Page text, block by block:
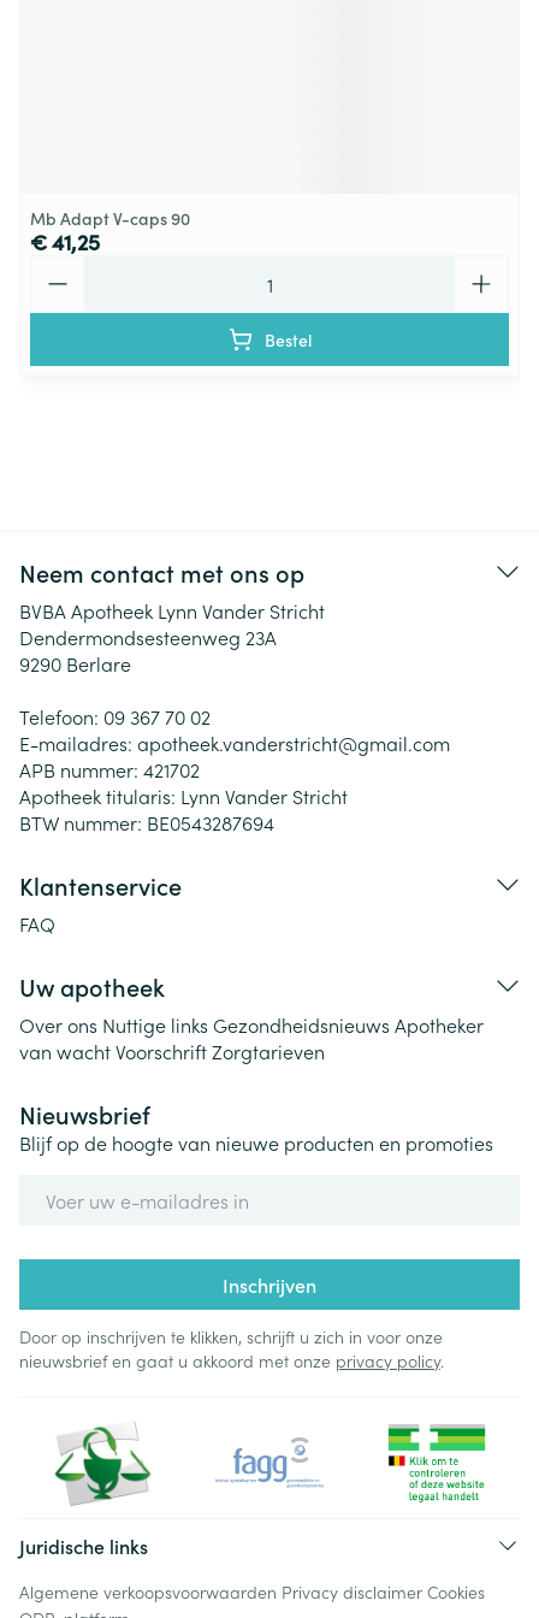
Mb Adapt V-caps 90
€ 41,25
Bestel
Neem contact met ons op
BVBA Apotheek Lynn Vander Stricht
Dendermondsesteenweg 23A
9290 Berlare
Telefoon: 09 367 70 02
E-mailadres: apotheek.vanderstricht@gmail.com
APB nummer: 421702
Apotheek titularis: Lynn Vander Stricht
BTW nummer: BE0543287694
Klantenservice
FAQ
Uw apotheek
Over ons Nuttige links Gezondheidsnieuws Apotheker
van wachtVoorschriftZorgtarieven
Nieuwsbrief
Blijf op de hoogte van nieuwe producten en promoties
Inschrijven
Door op inschrijven te klikken, schrijft u zich in voor onze
nieuwsbrief en gaat u akkoord met onze privacy policy.
Juridische links
Algemene verkoopsvoorwaarden Privacy disclaimer Cookies